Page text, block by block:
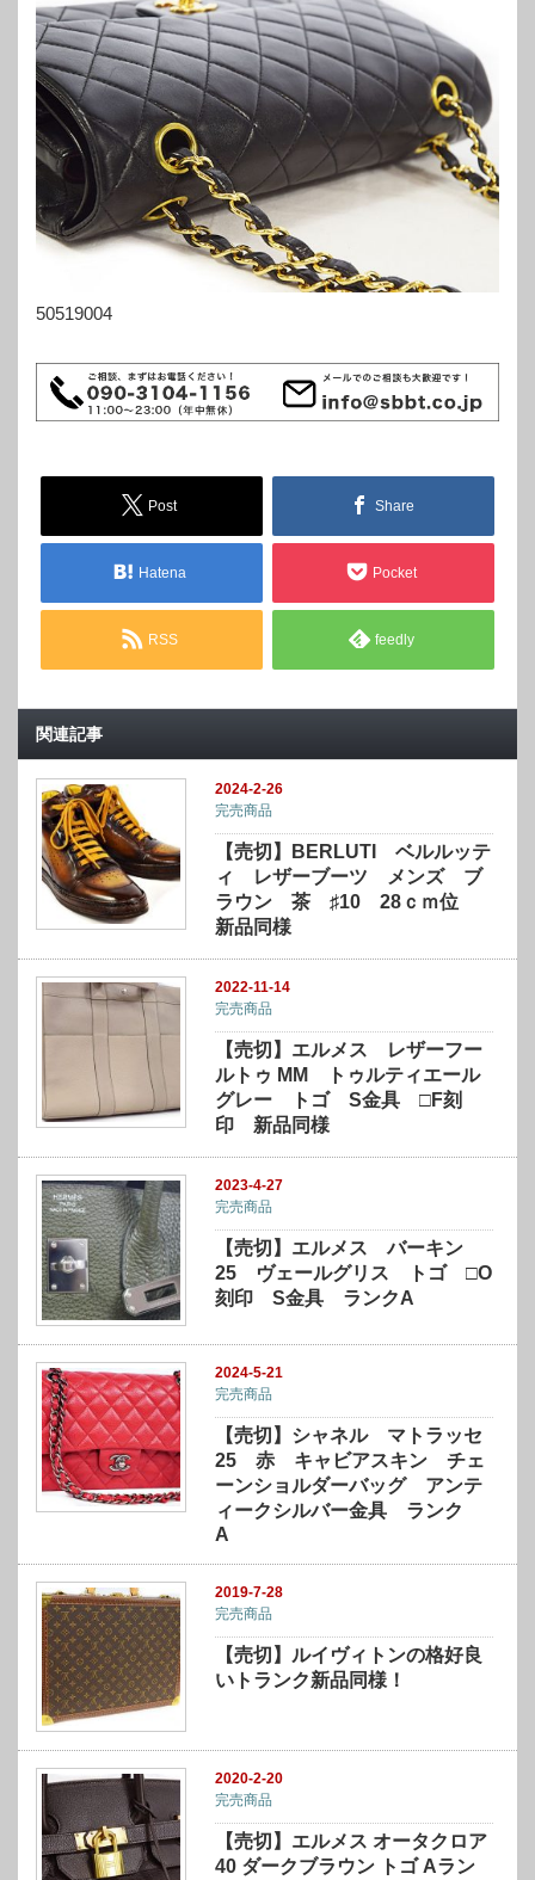
50519004
Post Share
Hatena Pocket
RSS feedly
関連記事
2024-2-26
完売商品
【売切】BERLUTI ベルルッテ
ィ レザーブーツ メンズ ブ
ラウン 茶 ♯10 28ｃｍ位
新品同様
2022-11-14
完売商品
【売切】エルメス レザーフー
ルトゥ MM トゥルティエール
グレー トゴ S金具 □F刻
印 新品同様
2023-4-27
完売商品
【売切】エルメス バーキン
25 ヴェールグリス トゴ □O
刻印 S金具 ランクA
2024-5-21
完売商品
【売切】シャネル マトラッセ
25 赤 キャビアスキン チェ
ーンショルダーバッグ アンテ
ィークシルバー金具 ランク
A
2019-7-28
完売商品
【売切】ルイヴィトンの格好良
いトランク新品同様！
2020-2-20
完売商品
【売切】エルメス オータクロア
40 ダークブラウン トゴ Aラン